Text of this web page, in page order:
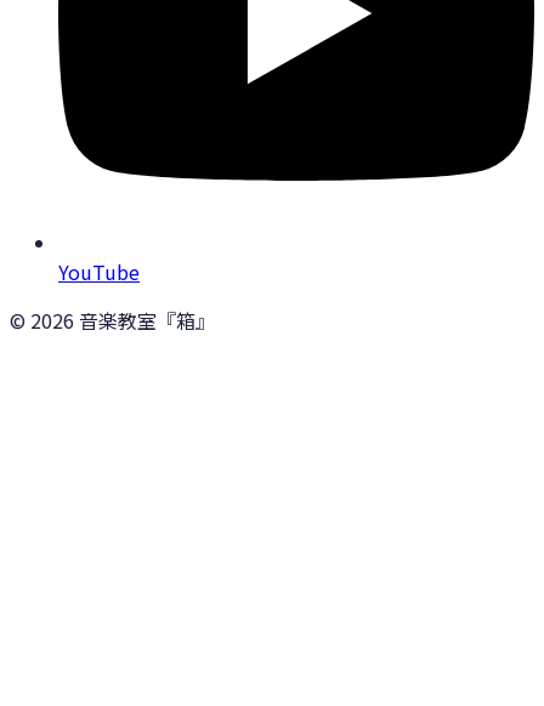
YouTube
© 2026 音楽教室『箱』